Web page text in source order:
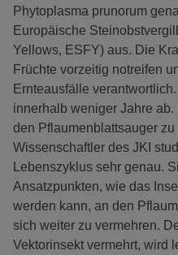
Phytoplasma prunorum
Europäische
Yellows, ESFY) aus. Die
Früchte vorzeitig notreifen
Ernteausfälle
innerhalb weniger Jahre
den Pflaumenblattsauger
Wissenschaftler des JKI
Lebenszyklus sehr genau.
Ansatzpunkten, wie das
werden kann, an den
sich weiter zu vermehren.
Vektorinsekt vermehrt, wird